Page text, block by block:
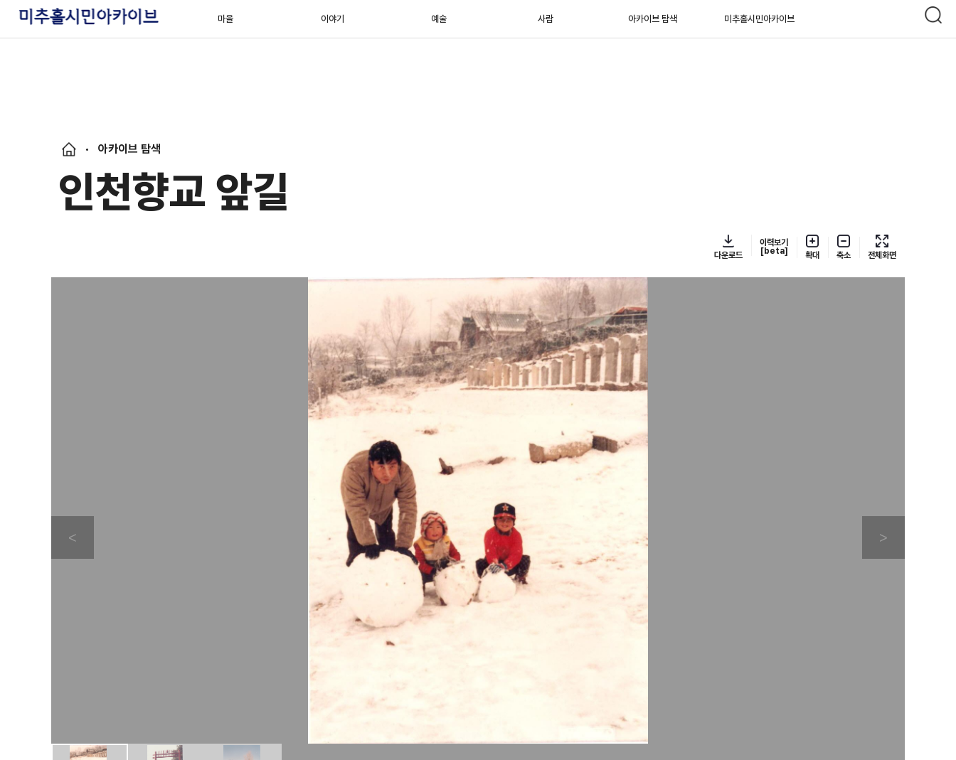
마을 이야기 예술 사람 아카이브 탐색 미추홀시민아카이브
아카이브 탐색
인천향교 앞길
다운로드
이력보기
[beta]
확대 축소 전체화면